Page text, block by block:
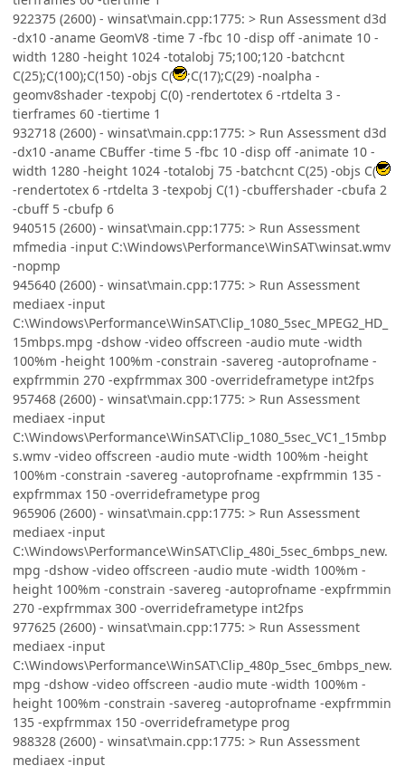
922375 (2600) - winsat\main.cpp:1775: > Run Assessment d3d
-dx10 -aname GeomV8 -time 7 -fbc 10 -disp off -animate 10 -
width 1280 -height 1024 -totalobj 75;100;120 -batchcnt
C(25);C(100);C(150) -objs C(
;C(17);C(29) -noalpha -
geomv8shader -texpobj C(0) -rendertotex 6 -rtdelta 3 -
tierframes 60 -tiertime 1
932718 (2600) - winsat\main.cpp:1775: > Run Assessment d3d
-dx10 -aname CBuffer -time 5 -fbc 10 -disp off -animate 10 -
width 1280 -height 1024 -totalobj 75 -batchcnt C(25) -objs C(
-rendertotex 6 -rtdelta 3 -texpobj C(1) -cbuffershader -cbufa 2
-cbuff 5 -cbufp 6
940515 (2600) - winsat\main.cpp:1775: > Run Assessment
mfmedia -input C:\Windows\Performance\WinSAT\winsat.wmv
-nopmp
945640 (2600) - winsat\main.cpp:1775: > Run Assessment
mediaex -input
C:\Windows\Performance\WinSAT\Clip_1080_5sec_MPEG2_HD_
15mbps.mpg -dshow -video offscreen -audio mute -width
100%m -height 100%m -constrain -savereg -autoprofname -
expfrmmin 270 -expfrmmax 300 -overrideframetype int2fps
957468 (2600) - winsat\main.cpp:1775: > Run Assessment
mediaex -input
C:\Windows\Performance\WinSAT\Clip_1080_5sec_VC1_15mbp
s.wmv -video offscreen -audio mute -width 100%m -height
100%m -constrain -savereg -autoprofname -expfrmmin 135 -
expfrmmax 150 -overrideframetype prog
965906 (2600) - winsat\main.cpp:1775: > Run Assessment
mediaex -input
C:\Windows\Performance\WinSAT\Clip_480i_5sec_6mbps_new.
mpg -dshow -video offscreen -audio mute -width 100%m -
height 100%m -constrain -savereg -autoprofname -expfrmmin
270 -expfrmmax 300 -overrideframetype int2fps
977625 (2600) - winsat\main.cpp:1775: > Run Assessment
mediaex -input
C:\Windows\Performance\WinSAT\Clip_480p_5sec_6mbps_new.
mpg -dshow -video offscreen -audio mute -width 100%m -
height 100%m -constrain -savereg -autoprofname -expfrmmin
135 -expfrmmax 150 -overrideframetype prog
988328 (2600) - winsat\main.cpp:1775: > Run Assessment
mediaex -input